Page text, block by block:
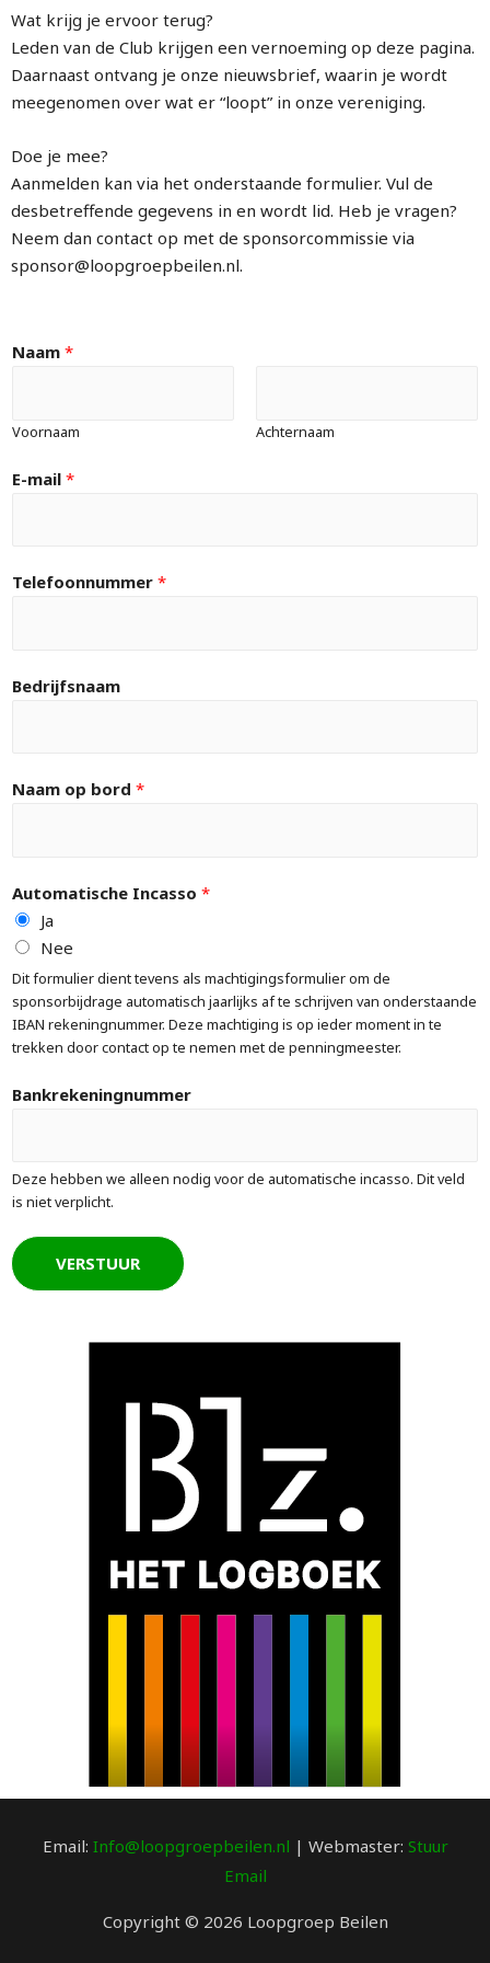
Wat krijg je ervoor terug?
Leden van de Club krijgen een vernoeming op deze pagina.
Daarnaast ontvang je onze nieuwsbrief, waarin je wordt
meegenomen over wat er “loopt” in onze vereniging.
Doe je mee?
Aanmelden kan via het onderstaande formulier. Vul de
desbetreffende gegevens in en wordt lid. Heb je vragen?
Neem dan contact op met de sponsorcommissie via
sponsor@loopgroepbeilen.nl.
Naam *
Voornaam Achternaam
E-mail *
Telefoonnummer *
Bedrijfsnaam
Naam op bord *
Automatische Incasso *
Ja
Nee
Dit formulier dient tevens als machtigingsformulier om de
sponsorbijdrage automatisch jaarlijks af te schrijven van onderstaande
IBAN rekeningnummer. Deze machtiging is op ieder moment in te
trekken door contact op te nemen met de penningmeester.
Bankrekeningnummer
Deze hebben we alleen nodig voor de automatische incasso. Dit veld
is niet verplicht.
VERSTUUR
Email: Info@loopgroepbeilen.nl | Webmaster: Stuur
Email
Copyright © 2026 Loopgroep Beilen